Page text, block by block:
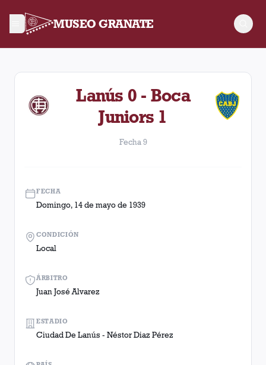
MUSEO GRANATE
Fecha 9. Partido entre Lanús y Boca Juniors disputado el
Lanús 0 - Boca
Juniors 1
Fecha 9
FECHA
Domingo, 14 de mayo de 1939
ÁRBITRO
Juan José Alvarez
CONDICIÓN
Local
ESTADIO
Ciudad De Lanús - Néstor Diaz Pérez